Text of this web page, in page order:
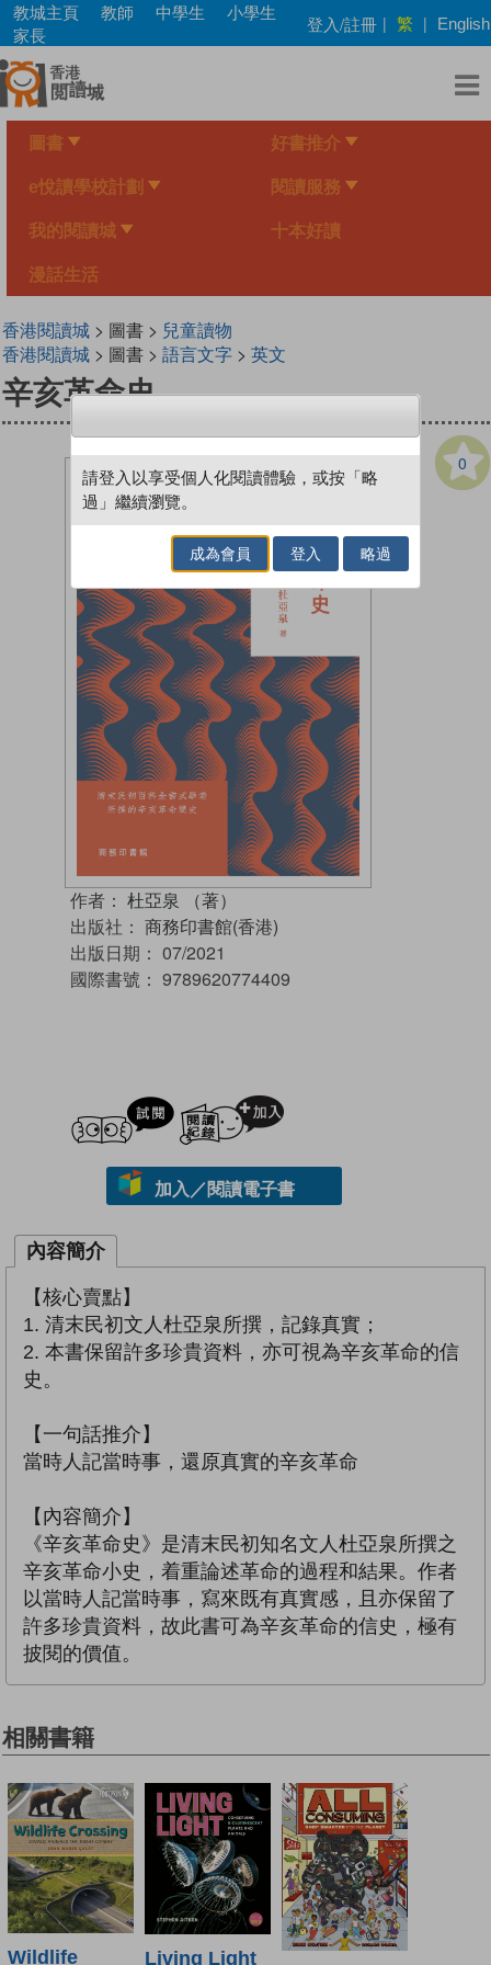
Skip
main
content
教城主頁 教師 中學生
小學生
家長
登入/註冊 | 繁 | English
圖書 好書推介
e悅讀學校計劃 閱讀服務
我的閱讀城 十本好讀
漫話生活
香港閱讀城> 圖書 > 兒童讀物
香港閱讀城> 圖書 > 語言文字> 英文
辛亥革命史
0
作者： 杜亞泉 （著）
出版社： 商務印書館(香港)
出版日期： 07/2021
國際書號： 9789620774409
試閲
加入／閱讀電子書
內容簡介
【核心賣點】
1. 清末民初文人杜亞泉所撰，記錄真實；
2. 本書保留許多珍貴資料，亦可視為辛亥革命的信
史。
【一句話推介】
當時人記當時事，還原真實的辛亥革命
【內容簡介】
《辛亥革命史》是清末民初知名文人杜亞泉所撰之
辛亥革命小史，着重論述革命的過程和結果。作者
以當時人記當時事，寫來既有真實感，且亦保留了
許多珍貴資料，故此書可為辛亥革命的信史，極有
披閱的價值。
相關書籍
Wildlife Living Light
請登入以享受個人化閱讀體驗，或按「略
過」繼續瀏覽。
成為會員 登入 略過